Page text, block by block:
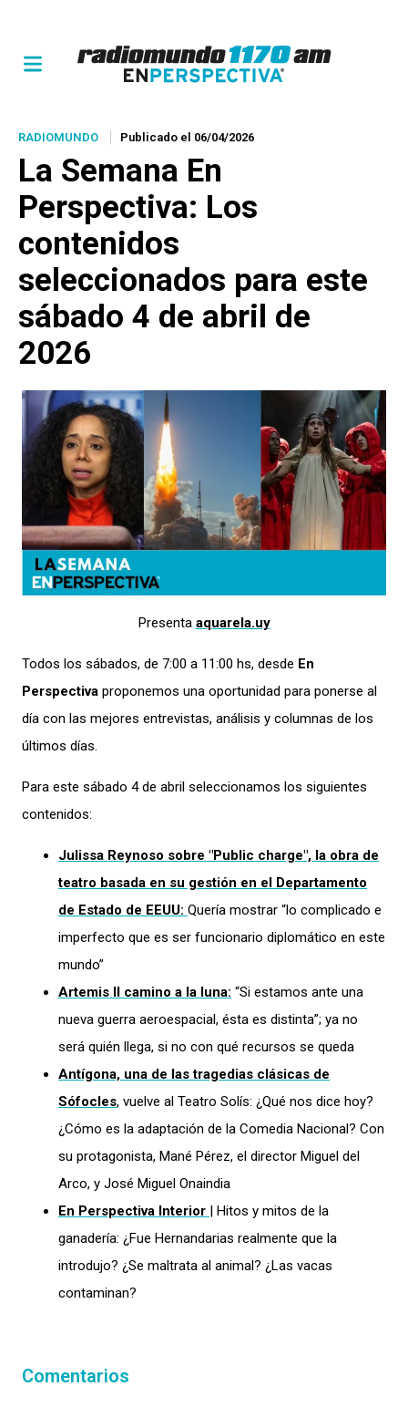
RADIOMUNDO Publicado el 06/04/2026
La Semana En
Perspectiva: Los
contenidos
seleccionados para este
sábado 4 de abril de
2026
Presenta aquarela.uy
Todos los sábados, de 7:00 a 11:00 hs, desde En
Perspectiva proponemos una oportunidad para ponerse al
día con las mejores entrevistas, análisis y columnas de los
últimos días.
Para este sábado 4 de abril seleccionamos los siguientes
contenidos:
Julissa Reynoso sobre "Public charge", la obra de
teatro basada en su gestión en el Departamento
de Estado de EEUU: Quería mostrar “lo complicado e
imperfecto que es ser funcionario diplomático en este
mundo”
Artemis II camino a la luna: “Si estamos ante una
nueva guerra aeroespacial, ésta es distinta”; ya no
será quién llega, si no con qué recursos se queda
Antígona, una de las tragedias clásicas de
Sófocles, vuelve al Teatro Solís: ¿Qué nos dice hoy?
¿Cómo es la adaptación de la Comedia Nacional? Con
su protagonista, Mané Pérez, el director Miguel del
Arco, y José Miguel Onaindia
En Perspectiva Interior | Hitos y mitos de la
ganadería: ¿Fue Hernandarias realmente que la
introdujo? ¿Se maltrata al animal? ¿Las vacas
contaminan?
Comentarios